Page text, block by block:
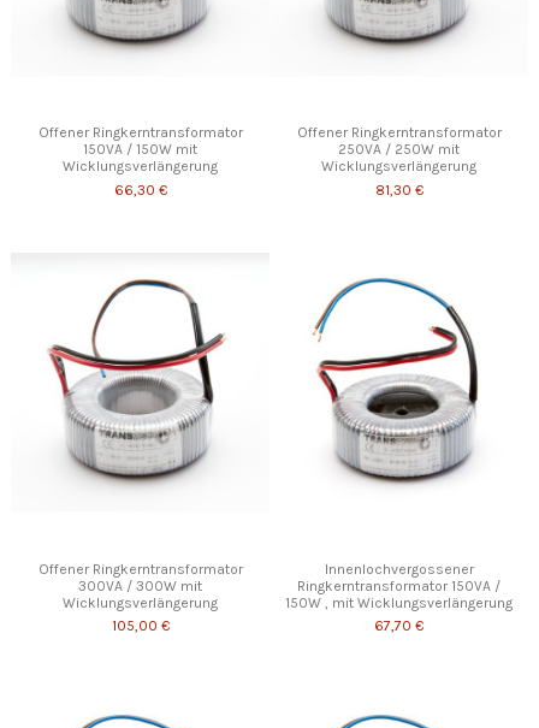
Offener Ringkerntransformator
150VA / 150W mit
Wicklungsverlängerung
66,30 €
Offener Ringkerntransformator
250VA / 250W mit
Wicklungsverlängerung
81,30 €
Offener Ringkerntransformator
300VA / 300W mit
Wicklungsverlängerung
105,00 €
Innenlochvergossener
Ringkerntransformator 150VA /
150W , mit Wicklungsverlängerung
67,70 €